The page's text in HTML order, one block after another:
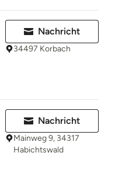
Nachricht
34497 Korbach
Nachricht
Mainweg 9, 34317
Habichtswald